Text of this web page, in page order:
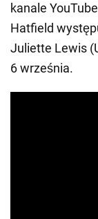
kanale
Hatfield
Juliette Lewis
6 września.